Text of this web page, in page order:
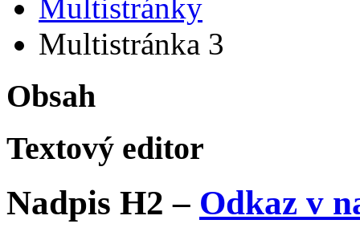
Multistránky
Multistránka 3
Obsah
Textový editor
Nadpis H2 – Odkaz v